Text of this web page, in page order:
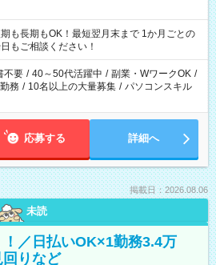
期も長期もOK！最短翌月末まで 1か月ごとの
もご相談ください！
不要 / 40～50代活躍中 / 副業・WワークOK /
務 / 10名以上の大量募集 / パソコンスキル
応募する 詳細へ
掲載日：2026.08.06
未読
／日払いOK×1勤務3.4万
回りなど